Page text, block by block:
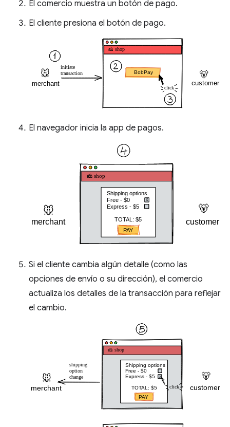
El comercio muestra un botón de pago.
El cliente presiona el botón de pago.
El navegador inicia la app de pagos.
Si el cliente cambia algún detalle (como las
opciones de envío o su dirección), el comercio
actualiza los detalles de la transacción para reflejar
el cambio.